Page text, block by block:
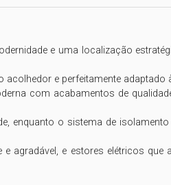
e uma localização
e perfeitamente
com acabamentos de
enquanto o sistema de
agradável, e estores elétricos